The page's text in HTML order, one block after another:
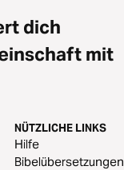
dich
mit
NÜTZLICHE LINKS
Hilfe
Bibelübersetzungen